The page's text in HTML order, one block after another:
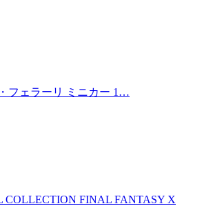
フェラーリ ミニカー 1…
COLLECTION FINAL FANTASY X